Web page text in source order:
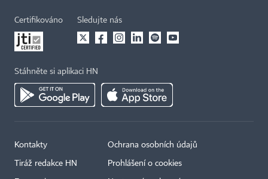
Certifikováno Sledujte nás
Stáhněte si aplikaci HN
Kontakty
Tiráž redakce HN
Ochrana osobních údajů
Prohlášení o cookies